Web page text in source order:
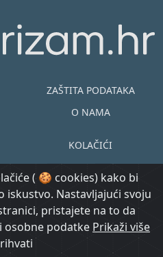
( 🍪 cookies) kako bi
Nastavljajući svoju
pristajete na to da
osobne podatke Prikaži više
ZAŠTITA PODATAKA
O NAMA
KOLAČIĆI
EN HR
by
Code
Prijavi se